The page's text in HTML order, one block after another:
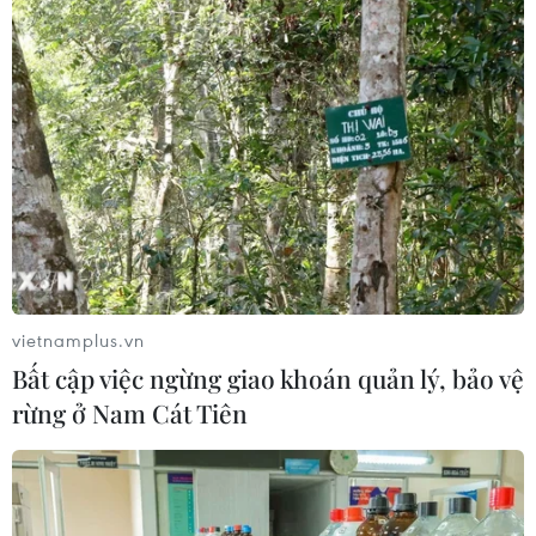
04/08/2026 23:22
Xem thêm
CƠ QUAN CHỦ QUẢN: THÔNG TẤN XÃ VIỆT NAM
Tổng Biên tập: TRẦN TIẾN DUẨN
Phó Tổng Biên tập: NGUYỄN THỊ TÁM, KHÚC THANH
THỦY
Sở hữu trí tuệ
Quy định sử dụng
RSS
Hỗ trợ
vietnamplus.vn
Bất cập việc ngừng giao khoán quản lý, bảo vệ
rừng ở Nam Cát Tiên